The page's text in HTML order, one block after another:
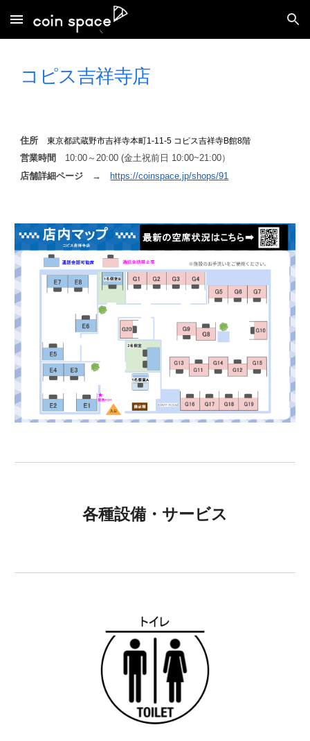
Skip to main content Skip to navigation
コピス吉祥寺店
住所東京都武蔵野市吉祥寺本町1‐11‐5 コピス吉祥寺B館8階
営業時間 10:00～20:00 (金土祝前日 10:00~21:00）
店舗詳細ページ →
https://coinspace.jp/shops/91
各種設備・サービス